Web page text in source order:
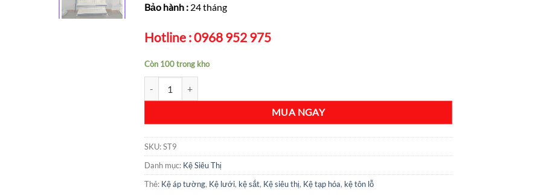
Bảo hành : 24 tháng
Hotline : 0968 952 975
Còn 100 trong kho
MUA NGAY
SKU:ST9
Danh mục: Kệ Siêu Thị
Thẻ: Kệ áp tường, Kệ lưới, kệ sắt, Kệ siêu thị, Kệ tạp hóa, kệ tôn lỗ